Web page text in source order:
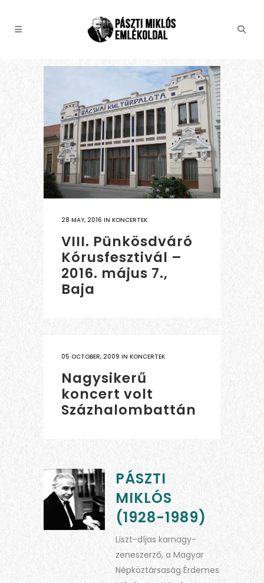
28 MAY, 2016 IN KONCERTEK
VIII. Pünkösdváró
Kórusfesztivál –
2016. május 7.,
Baja
05 OCTOBER, 2009 IN KONCERTEK
Nagysikerű
koncert volt
Százhalombattán
PÁSZTI
MIKLÓS
(1928-1989)
Liszt-díjas karnagy-
zeneszerző, a Magyar
Népköztársaság Érdemes